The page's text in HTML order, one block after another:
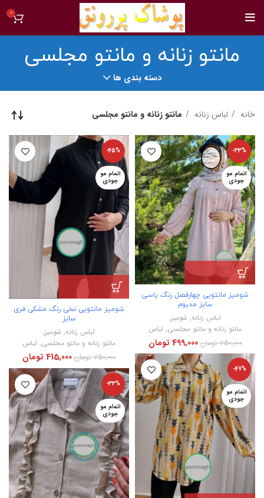
0
مانتو زنانه و مانتو مجلسی
دسته بندی ها
خانه لباس زنانه مانتو زنانه و مانتو مجلسی
-33%
اتمام مو
جودی
شومیز مانتویی چهارفصل رنگ یاسی
سایز مدیوم
لباس زنانه, شومیز,
مانتو زنانه و مانتو مجلسی, لباس
750,000 تومان 499,000 تومان
-45%
اتمام مو
جودی
شومیز مانتویی نخی رنگ مشکی فری
سایز
لباس زنانه, شومیز,
مانتو زنانه و مانتو مجلسی, لباس
750,000 تومان 415,000 تومان
-47%
اتمام مو
جودی
-33%
اتمام مو
جودی